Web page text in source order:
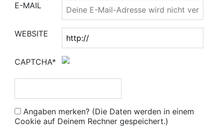
E-MAIL
WEBSITE
CAPTCHA*
Angaben merken? (Die Daten werden in einem
Cookie auf Deinem Rechner gespeichert.)